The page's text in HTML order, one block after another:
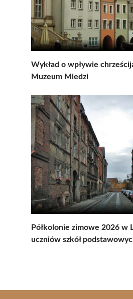
Wykład o wpływie
Muzeum Miedzi
Półkolonie zimowe 2026 w
uczniów szkół